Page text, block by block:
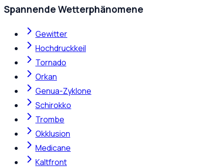
Spannende Wetterphänomene
Gewitter
Hochdruckkeil
Tornado
Orkan
Genua-Zyklone
Schirokko
Trombe
Okklusion
Medicane
Kaltfront